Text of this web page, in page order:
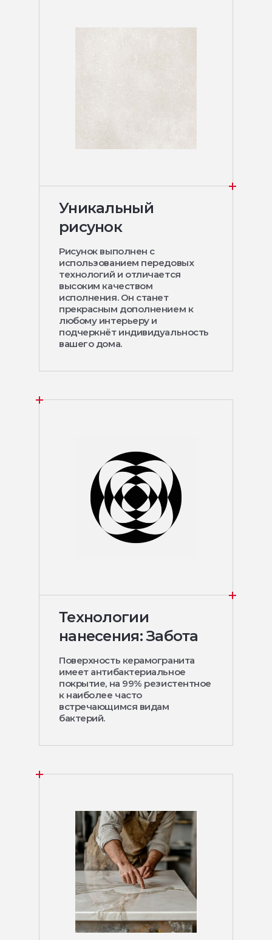
Уникальный
рисунок
Рисунок выполнен с
использованием передовых
технологий и отличается
высоким качеством
исполнения. Он станет
прекрасным дополнением к
любому интерьеру и
подчеркнёт индивидуальность
вашего дома.
Технологии
нанесения: Забота
Поверхность керамогранита
имеет антибактериальное
покрытие, на 99% резистентное
к наиболее часто
встречающимся видам
бактерий.